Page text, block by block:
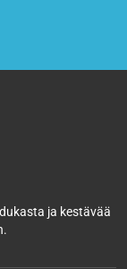
ja kestävää